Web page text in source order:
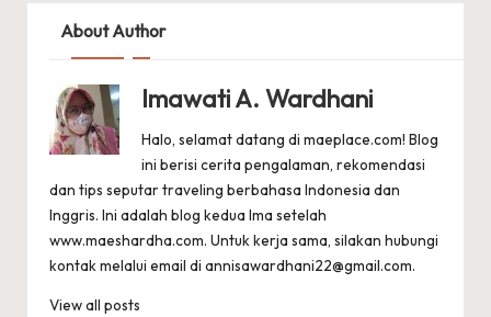
About Author
Imawati A. Wardhani
Halo, selamat datang di maeplace.com! Blog
ini berisi cerita pengalaman, rekomendasi
dan tips seputar traveling berbahasa Indonesia dan
Inggris. Ini adalah blog kedua Ima setelah
www.maeshardha.com. Untuk kerja sama, silakan hubungi
kontak melalui email di annisawardhani22@gmail.com.
View all posts